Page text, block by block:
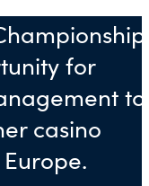
for
to
casino